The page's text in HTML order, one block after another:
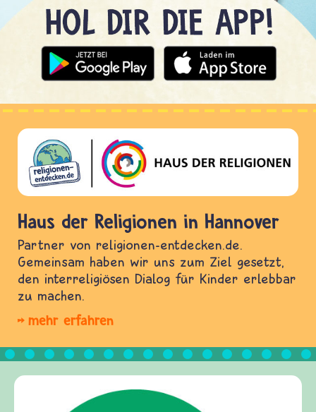
Haus der Religionen in Hannover
Partner von religionen-entdecken.de.
Gemeinsam haben wir uns zum Ziel gesetzt,
den interreligiösen Dialog für Kinder erlebbar
zu machen.
mehr erfahren